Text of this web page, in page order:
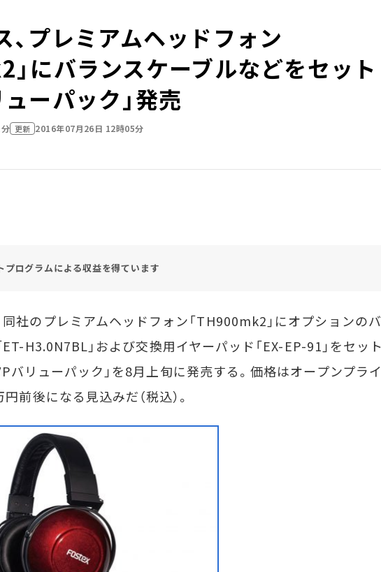
、プレミアムヘッドフォン
」にバランスケーブルなどをセット
ーパック」発売
更新 2016年07月26日 12時05分
ログラムによる収益を得ています
社のプレミアムヘッドフォン「TH900mk2」にオプションのバ
H3.0N7BL」および交換用イヤーパッド「EX-EP-91」をセット
バリューパック」を8月上旬に発売する。価格はオープンプライ
前後になる見込みだ（税込）。